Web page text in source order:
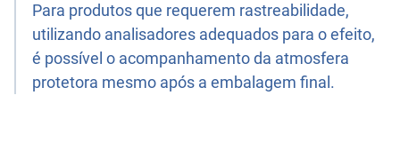
Para produtos que requerem rastreabilidade,
utilizando analisadores adequados para o efeito,
é possível o acompanhamento da atmosfera
protetora mesmo após a embalagem final.